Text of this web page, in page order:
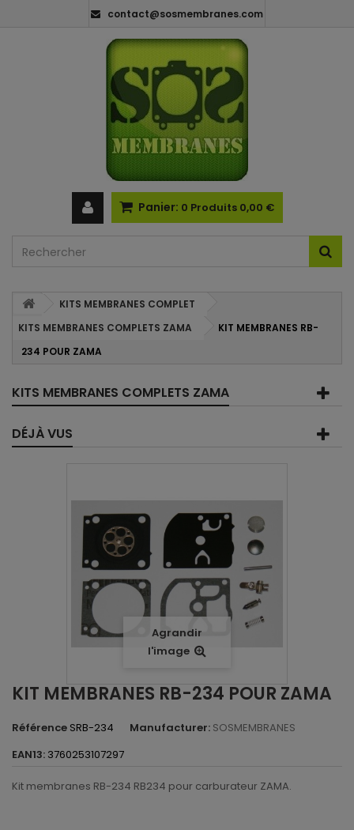
contact@sosmembranes.com
Panier: 0 Produits 0,00 €
KITS MEMBRANES COMPLET
KITS MEMBRANES COMPLETS ZAMA
KIT MEMBRANES RB-
234 POUR ZAMA
KITS MEMBRANES COMPLETS ZAMA
DÉJÀ VUS
Agrandir
l'image
KIT MEMBRANES RB-234 POUR ZAMA
Référence SRB-234 Manufacturer: SOSMEMBRANES
EAN13: 3760253107297
Kit membranes RB-234 RB234 pour carburateur ZAMA.